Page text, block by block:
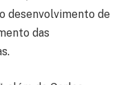
desenvolvimento de
das